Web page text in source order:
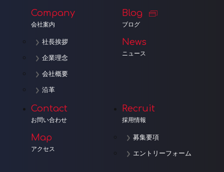
Company
会社案内
社長挨拶
企業理念
会社概要
沿革
Blog
ブログ
News
ニュース
Contact
お問い合わせ
Map
アクセス
Recruit
採用情報
募集要項
エントリーフォーム